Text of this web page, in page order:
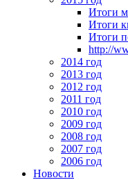
Итоги
Итоги
Итоги
http://
2014 год
2013 год
2012 год
2011 год
2010 год
2009 год
2008 год
2007 год
2006 год
Новости